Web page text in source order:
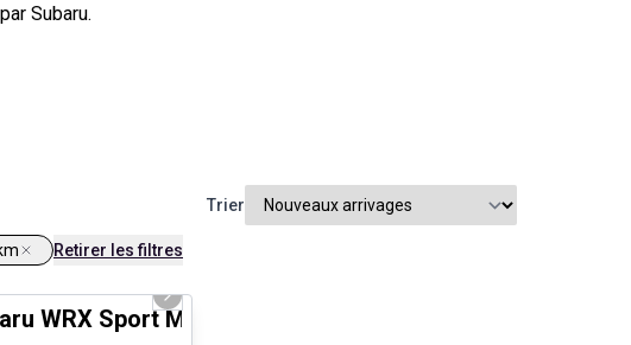
Subaru.
Trier
Retirer les filtres
1/27
Next slide
WRX Sport Manuelle Toit ouvrant